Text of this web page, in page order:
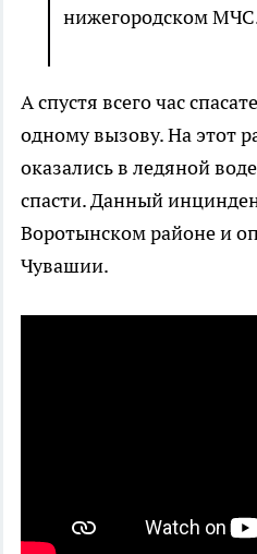
нижегородском
А спустя всего час
одному вызову. На этот
оказались в ледяной
спасти. Данный
Воротынском районе и
Чувашии.